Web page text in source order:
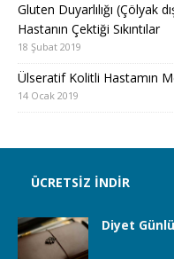
Gluten Duyarlılığı (Çölyak
Hastanın Çektiği Sıkıntılar
18 Şubat 2019
Ülseratif Kolitli Hastamın
14 Ocak 2019
ÜCRETSIZ İNDIR
Diyet